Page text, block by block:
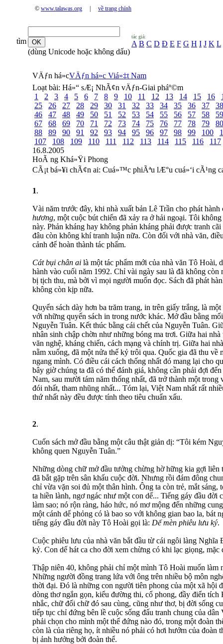
© www.talawas.org về trang chính
tìm
(dùng Unicode hoặc không dấu)
tác giả:
A B C D Đ E F G H I J K L
VÄƒn há»cVÄƒn há»c Viá»‡t Nam
Loạt bài: Há»“ sÆ¡ NhÃ¢n vÄƒn-Giai pháº©m
1
2 3 4 5 6 7 8 9 10 11 12 13 14 15 16
25
26 27 28 29 30 31 32 33 34 35 36 37
38
46
47 48 49 50 51 52 53 54 55 56 57 58
59
67
68 69 70 71 72 73 74 75 76 77 78 79
80
88
89 90 91 92 93 94 95 96 97 98 99 100
107
108 109 110 111 112 113 114 115 116
117
16.8.2005
HoÃ ng Khá»Ÿi Phong
CÃ¡t bá»¥i chÃ¢n ai: Cuá»™c phiÃªu lÆ°u cuá»‘i cÃ¹ng
1.
Vài năm trước đây, khi nhà xuất bản Lê Trần cho phát
hương, một cuộc bút chiến đã xảy ra ở hải ngoại. Tôi
này. Phản kháng hay không phản kháng phải được tranh
đâu còn không khí tranh luận nữa. Còn đối với nhà văn,
cảnh để hoàn thành tác phẩm.
Cát bụi chân ai là một tác phẩm mới của nhà văn Tô Hoài,
hành vào cuối năm 1992. Chỉ vài ngày sau là đã không
bị tịch thu, mà bởi vì mọi người muốn đọc. Sách đã phát
không còn kịp nữa.
Quyển sách dày hơn ba trăm trang, in trên giấy trắng, là
với những quyển sách in trong nước khác. Mở đầu bằng
Nguyễn Tuân. Kết thúc bằng cái chết của Nguyễn Tuân.
nhân sinh chập chờn như những bóng ma trơi. Giữa hai
văn nghệ, kháng chiến, cách mạng và chính trị. Giữa hai
nằm xuống, đã một nửa thế kỷ trôi qua. Quốc gia đã thu về
ngang mình. Có điều cái cách thống nhất đó mang lại cho
bây giờ chúng ta đã có thể đánh giá, không cần phải đợi
Nam, sau mười tám năm thống nhất, đã trở thành một trong
đói nhất, tham nhũng nhất... Tóm lại, Việt Nam nhất rất
thứ nhất này đều được tính theo tiêu chuẩn xấu.
2.
Cuốn sách mở đầu bằng một câu thật giản dị: “Tôi kém
không quen Nguyễn Tuân.”
Những dòng chữ mở đầu tưởng chừng hờ hững kia gợi liên
đã bắt gặp trên sân khấu cuộc đời. Nhưng rồi đám đông
chỉ vừa vặn soi đủ một thân hình. Ông ta còn trẻ, mắt sáng,
ta hiền lành, ngơ ngác như một con dế... Tiếng gáy đầu đời
làm sao; nó rộn ràng, háo hức, nó mơ mộng đến những
một cánh dế phỏng có là bao so với không gian bao la, bát
tiếng gáy đầu đời này Tô Hoài gọi là: Dế mèn phiêu lưu ký.
Cuộc phiêu lưu của nhà văn bắt đầu từ cái ngôi làng
kỷ. Con dế hát ca cho đời xem chừng có khi lạc giọng, mặc
Thập niên 40, không phải chỉ một mình Tô Hoài muốn làm
Những người đồng trang lứa với ông trên nhiều bộ môn
thời đại. Đó là những con người tiên phong của một xã hội
dòng thơ ngắn gọn, kiểu đường thi, cổ phong, đầy điển tích
nhắc, chữ đối chữ đó sau cùng, cũng như thơ, bị đời sống
tiếp tục chỉ đứng bên lề cuộc sống đấu tranh chung của
phải chọn cho mình một thế đứng nào đó, trong một đoàn
còn là của riêng họ, ít nhiều nó phải có hơi hướm của đoàn
bị ảnh hưởng bởi đoàn thể.